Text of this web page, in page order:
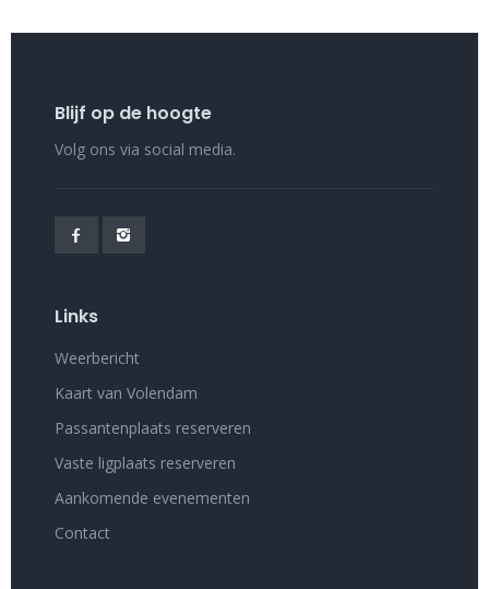
Blijf op de hoogte
Volg ons via social media.
Links
Weerbericht
Kaart van Volendam
Passantenplaats reserveren
Vaste ligplaats reserveren
Aankomende evenementen
Contact